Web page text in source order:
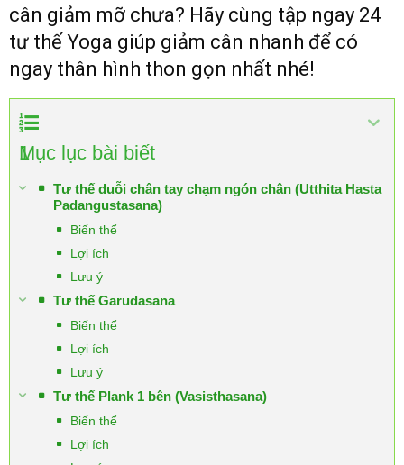
cân giảm mỡ chưa? Hãy cùng tập ngay 24
tư thế Yoga giúp giảm cân nhanh để có
ngay thân hình thon gọn nhất nhé!
1
Mục lục bài biết
Tư thế duỗi chân tay chạm ngón chân (Utthita Hasta
Padangustasana)
Biến thể
Lợi ích
Lưu ý
Tư thế Garudasana
Biến thể
Lợi ích
Lưu ý
Tư thế Plank 1 bên (Vasisthasana)
Biến thể
Lợi ích